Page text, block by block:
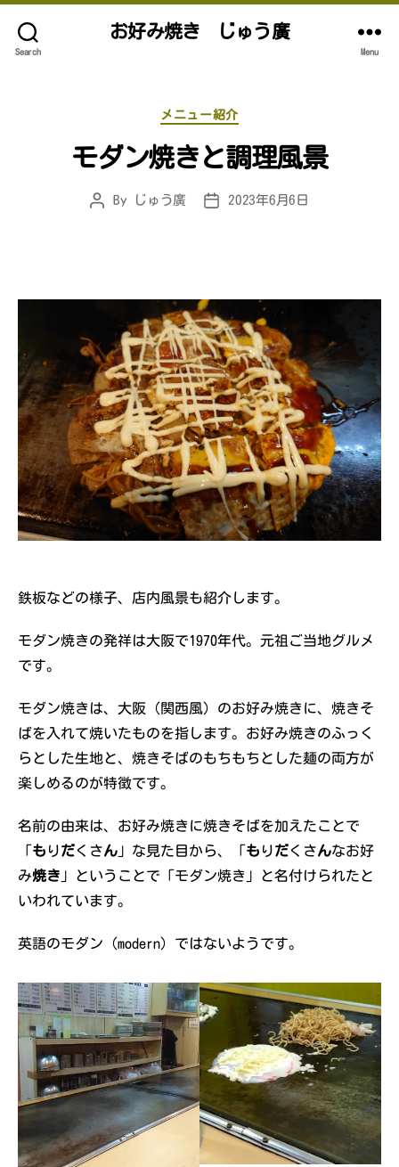
Search
お好み焼き じゅう廣
Menu
Categories
メニュー紹介
モダン焼きと調理風景
Post
By じゅう廣
Post2023年6月6日
鉄板などの様子、店内風景も紹介します。
モダン焼きの発祥は大阪で1970年代。元祖ご当地グルメ
です。
モダン焼きは、大阪（関西風）のお好み焼きに、焼きそ
ばを入れて焼いたものを指します。お好み焼きのふっく
らとした生地と、焼きそばのもちもちとした麺の両方が
楽しめるのが特徴です。
名前の由来は、お好み焼きに焼きそばを加えたことで
も りだくさん 」な見た目から、「 も りだくさんなお好
み焼き 」ということで「モダン焼き」と名付けられたと
いわれています。
英語のモダン（modern）ではないようです。